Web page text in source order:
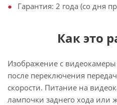
Гарантия: 2 года (со дня
Как это
Изображение с
после переключения
скорости. Питание на
лампочки заднего хода или